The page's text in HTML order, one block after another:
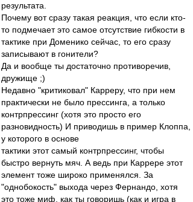
результата.
Почему вот сразу такая реакция, что если кто-
то подмечает это самое отсутствие гибкости в
тактике при Доменико сейчас, то его сразу
записывают в гонители?
Да и вообще ты достаточно противоречив,
дружище ;)
Недавно "критиковал" Карреру, что при нем
практически не было прессинга, а только
контрпрессинг (хотя это просто его
разновидность) И приводишь в пример Клоппа,
у которого в основе
тактики этот самый контрпрессинг, чтобы
быстро вернуть мяч. А ведь при Каррере этот
элемент тоже широко применялся. За
"однобокость" выхода через Фернандо, хотя
это тоже миф, как ты говоришь (как и игра в